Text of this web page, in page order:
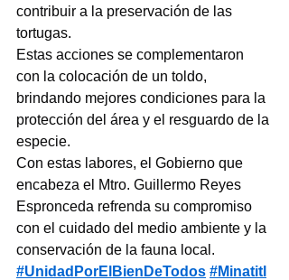
contribuir a la preservación de las
tortugas.
Estas acciones se complementaron
con la colocación de un toldo,
brindando mejores condiciones para la
protección del área y el resguardo de la
especie.
Con estas labores, el Gobierno que
encabeza el Mtro. Guillermo Reyes
Espronceda refrenda su compromiso
con el cuidado del medio ambiente y la
conservación de la fauna local.
#UnidadPorElBienDeTodos #Minatitl